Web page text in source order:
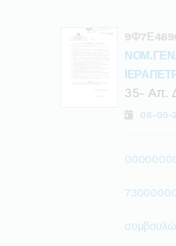
35- Απ.
08-05-